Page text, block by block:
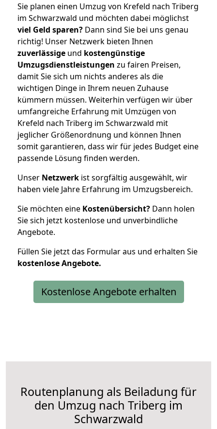
Sie planen einen Umzug von Krefeld nach Triberg
im Schwarzwald und möchten dabei möglichst
viel Geld sparen? Dann sind Sie bei uns genau
richtig! Unser Netzwerk bieten Ihnen
zuverlässige und kostengünstige
Umzugsdienstleistungen zu fairen Preisen,
damit Sie sich um nichts anderes als die
wichtigen Dinge in Ihrem neuen Zuhause
kümmern müssen. Weiterhin verfügen wir über
umfangreiche Erfahrung mit Umzügen von
Krefeld nach Triberg im Schwarzwald mit
jeglicher Größenordnung und können Ihnen
somit garantieren, dass wir für jedes Budget eine
passende Lösung finden werden.
Unser Netzwerk ist sorgfältig ausgewählt, wir
haben viele Jahre Erfahrung im Umzugsbereich.
Sie möchten eine Kostenübersicht? Dann holen
Sie sich jetzt kostenlose und unverbindliche
Angebote.
Füllen Sie jetzt das Formular aus und erhalten Sie
kostenloseAngebote.
Kostenlose Angebote erhalten
Routenplanung als Beiladung für
den Umzug nach Triberg im
Schwarzwald